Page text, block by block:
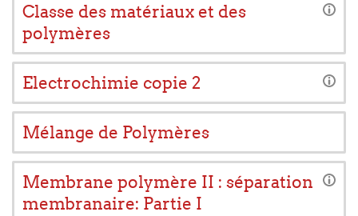
Classe des matériaux et des
polymères
Electrochimie copie 2
Mélange de Polymères
Membrane polymère II : séparation
membranaire: Partie I